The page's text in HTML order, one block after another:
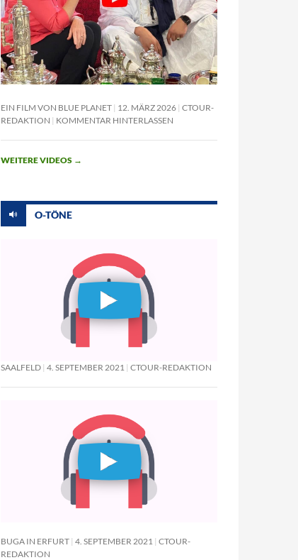
EIN FILM VON BLUE PLANET 12. MÄRZ 2026 CTOUR-
REDAKTION
KOMMENTAR HINTERLASSEN
WEITERE VIDEOS →
O-TÖNE
SAALFELD 4. SEPTEMBER 2021 CTOUR-REDAKTION
BUGA IN ERFURT 4. SEPTEMBER 2021
CTOUR-
REDAKTION